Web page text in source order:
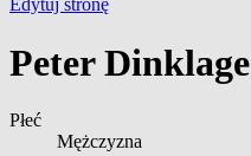
Edytuj stronę
Peter Dinklage
Płeć
Mężczyzna